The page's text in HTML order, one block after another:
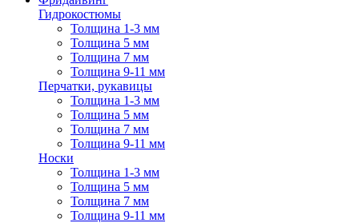
Гидрокостюмы
Толщина 1-3 мм
Толщина 5 мм
Толщина 7 мм
Толщина 9-11 мм
Перчатки, рукавицы
Толщина 1-3 мм
Толщина 5 мм
Толщина 7 мм
Толщина 9-11 мм
Носки
Толщина 1-3 мм
Толщина 5 мм
Толщина 7 мм
Толщина 9-11 мм